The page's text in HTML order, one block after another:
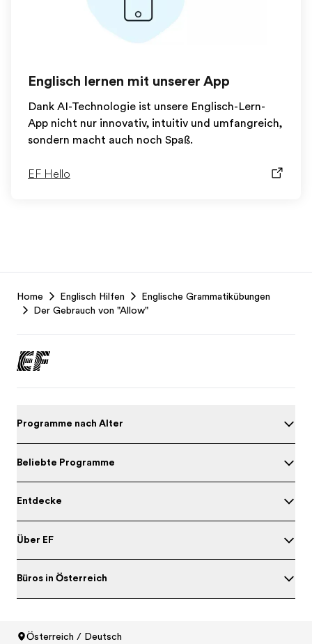
Englisch lernen mit unserer App
Dank AI-Technologie ist unsere Englisch-Lern-
App nicht nur innovativ, intuitiv und umfangreich,
sondern macht auch noch Spaß.
EF Hello
Footer
Home Englisch Hilfen
Englische Grammatikübungen
Der Gebrauch von "Allow"
Programme nach Alter
Beliebte Programme
Entdecke
Über EF
Büros in Österreich
Österreich / Deutsch